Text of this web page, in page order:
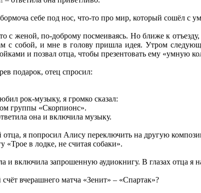
себе под нос, что-то про мир, который сошёл с
с женой, по-доброму посмеиваясь. Но ближе к
с собой, и мне в голову пришла идея. Утром
и позвал отца, чтобы презентовать ему «умную
подарок, отец спросил:
рок-музыку, я громко сказал:
группы «Скорпионс».
она и включила музыку.
отца, я попросил Алису переключить на другую
«Трое в лодке, не считая собаки».
и включила запрошенную аудиокнигу. В глазах отца я
вчерашнего матча «Зенит» – «Спартак»?